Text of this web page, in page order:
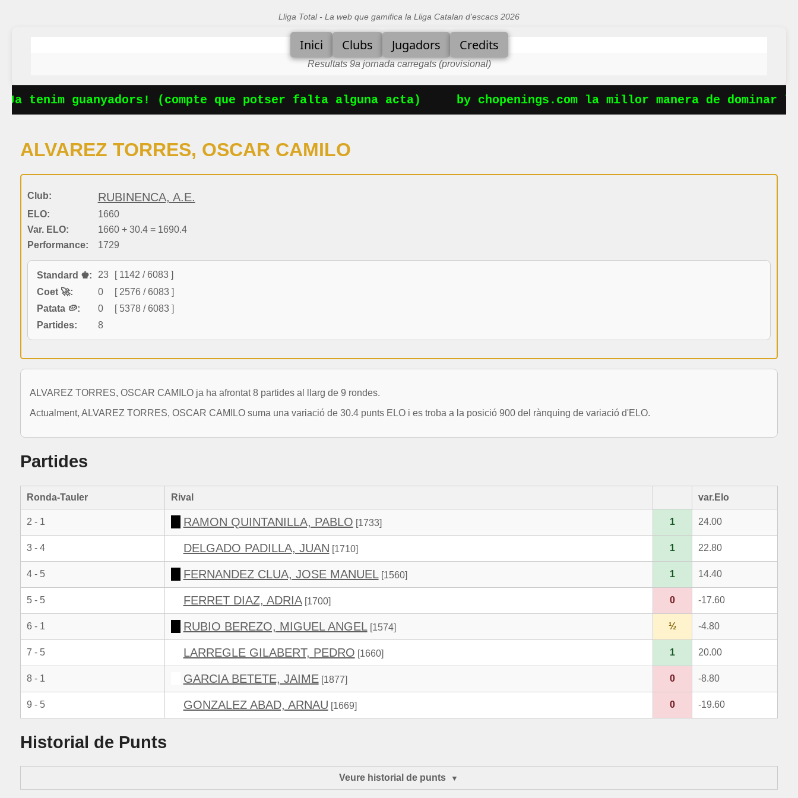
Lliga Total - La web que gamifica la Lliga Catalan d'escacs 2026
Inici Clubs Jugadors Credits
Resultats 9a jornada carregats (provisional)
tenim guanyadors! (compte que potser falta alguna acta) by chopenings.com la millor manera de dominar
ALVAREZ TORRES, OSCAR CAMILO
Club: RUBINENCA, A.E.
ELO:
1660
Var. ELO:
1660 + 30.4 = 1690.4
Performance:
1729
Standard ♚: 23
[ 1142 / 6083 ]
Coet 🚀:
0
[ 2576 / 6083 ]
Patata 🥔:
0
[ 5378 / 6083 ]
Partides:
8
ALVAREZ TORRES, OSCAR CAMILO ja ha afrontat 8 partides al llarg de 9 rondes.
Actualment, ALVAREZ TORRES, OSCAR CAMILO suma una variació de 30.4 punts ELO i es troba a la posició 900 del rànquing de variació d'ELO.
Partides
Ronda-Tauler Rival var.Elo
2 - 1 RAMON QUINTANILLA, PABLO [1733] 1 24.00
3 - 4 DELGADO PADILLA, JUAN [1710] 1 22.80
4 - 5 FERNANDEZ CLUA, JOSE MANUEL[1560] 1 14.40
5 - 5 FERRET DIAZ, ADRIA[1700] 0 -17.60
6 - 1 RUBIO BEREZO, MIGUEL ANGEL[1574] ½ -4.80
7 - 5 LARREGLE GILABERT, PEDRO [1660] 1 20.00
8 - 1 GARCIA BETETE, JAIME[1877] 0 -8.80
9 - 5 GONZALEZ ABAD, ARNAU [1669] 0 -19.60
Historial de Punts
Veure historial de punts